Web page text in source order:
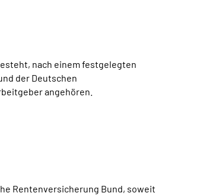
nach einem festgelegten
der Deutschen
angehören.
Rentenversicherung Bund, soweit